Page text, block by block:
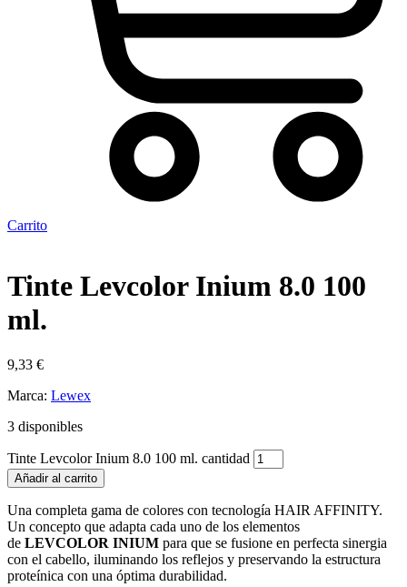
Carrito
Tinte Levcolor Inium 8.0 100
ml.
9,33 €
Marca: Lewex
3 disponibles
Tinte Levcolor Inium 8.0 100 ml. cantidad
Añadir al carrito
Una completa gama de colores con tecnología HAIR AFFINITY.
Un concepto que adapta cada uno de los elementos
de LEVCOLOR INIUM para que se fusione en perfecta sinergia
con el cabello, iluminando los reflejos y preservando la estructura
proteínica con una óptima durabilidad.